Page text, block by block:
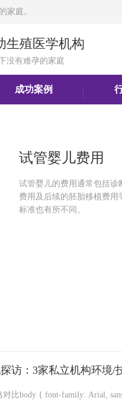
家庭。
生殖医学机构
没有难孕的家庭
成功案例
试管婴儿费用
试管婴儿的费用通常包括诊
费用及后续的胚胎移植费
标准也有所不同。
访：3家私立机构环境/
广州三代试管私立医院评测：环境/技术/价格对比body { font-